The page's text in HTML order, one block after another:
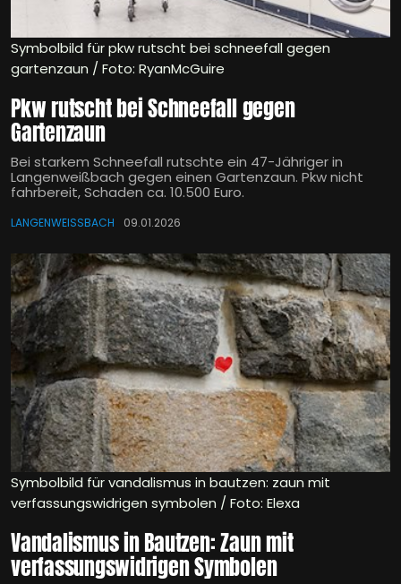
Symbolbild für pkw rutscht bei schneefall gegen
gartenzaun / Foto: RyanMcGuire
Pkw rutscht bei Schneefall gegen
Gartenzaun
Bei starkem Schneefall rutschte ein 47-Jähriger in
Langenweißbach gegen einen Gartenzaun. Pkw nicht
fahrbereit, Schaden ca. 10.500 Euro.
LANGENWEISSBACH 09.01.2026
Symbolbild für vandalismus in bautzen: zaun mit
verfassungswidrigen symbolen / Foto: Elexa
Vandalismus in Bautzen: Zaun mit
verfassungswidrigen Symbolen